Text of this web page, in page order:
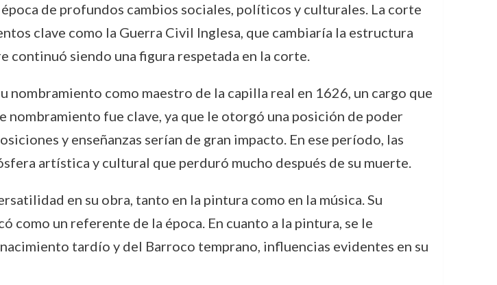
de profundos cambios sociales, políticos y culturales. La corte
clave como la Guerra Civil Inglesa, que cambiaría la estructura
continuó siendo una figura respetada en la corte.
nombramiento como maestro de la capilla real en 1626, un cargo que
fue clave, ya que le otorgó una posición de poder
y enseñanzas serían de gran impacto. En ese período, las
artística y cultural que perduró mucho después de su muerte.
en su obra, tanto en la pintura como en la música. Su
como un referente de la época. En cuanto a la pintura, se le
tardío y del Barroco temprano, influencias evidentes en su